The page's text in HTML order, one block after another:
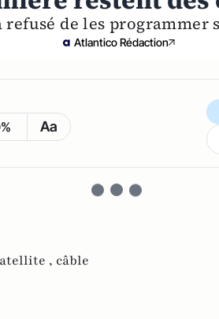
refusé de les programmer
Atlantico Rédaction
Aa
, câble